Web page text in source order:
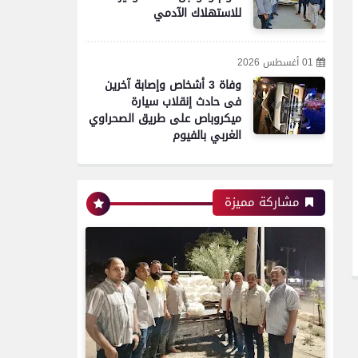
للاستهلاك الآدمي
01 أغسطس 2026
وفاة 3 أشخاص وإصابة آخرين
فى حادث إنقلاب سيارة
ميكروباص على طريق الصحراوي
الغربي بالفيوم
مشاركة مميزة